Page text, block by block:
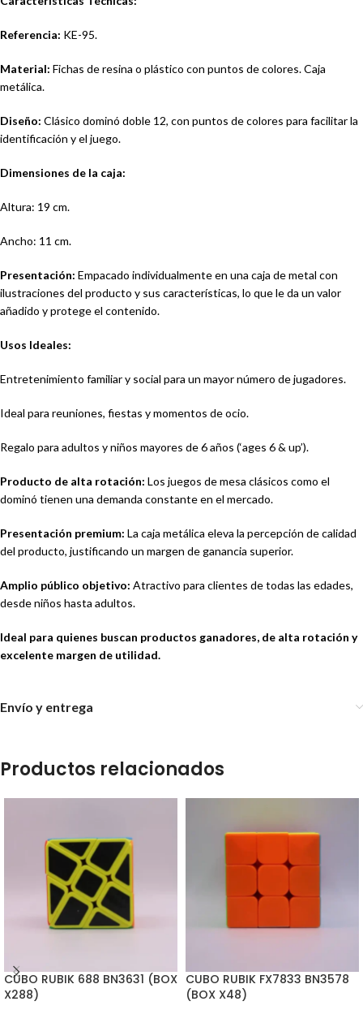
Referencia: KE-95.
Material: Fichas de resina o plástico con puntos de colores. Caja
metálica.
Diseño: Clásico dominó doble 12, con puntos de colores para facilitar la
identificación y el juego.
Dimensiones de la caja:
Altura: 19 cm.
Ancho: 11 cm.
Presentación: Empacado individualmente en una caja de metal con
ilustraciones del producto y sus características, lo que le da un valor
añadido y protege el contenido.
Usos Ideales:
Entretenimiento familiar y social para un mayor número de jugadores.
Ideal para reuniones, fiestas y momentos de ocio.
Regalo para adultos y niños mayores de 6 años (‘ages 6 & up’).
Producto de alta rotación: Los juegos de mesa clásicos como el
dominó tienen una demanda constante en el mercado.
Presentación premium: La caja metálica eleva la percepción de calidad
del producto, justificando un margen de ganancia superior.
Amplio público objetivo: Atractivo para clientes de todas las edades,
desde niños hasta adultos.
Ideal para quienes buscan productos ganadores, de alta rotación y
excelente margen de utilidad.
Envío y entrega
Productos relacionados
CUBO RUBIK 688 BN3631 (BOX
X288)
CUBO RUBIK FX7833 BN3578
(BOX X48)